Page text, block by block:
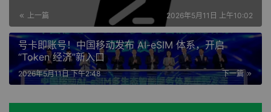
上一篇 2026年5月11日 上午10:02
号卡即账号！中国移动发布 AI-eSIM 体系，开启
“Token 经济”新入口
下一篇
2026年5月11日 下午2:48